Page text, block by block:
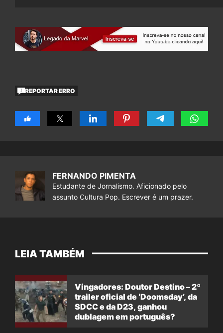
REPORTAR ERRO
FERNANDO PIMENTA
Estudante de Jornalismo. Aficionado pelo
assunto Cultura Pop. Escrever é um prazer.
LEIA TAMBÉM
Vingadores: Doutor Destino – 2º
trailer oficial de ‘Doomsday’, da
SDCC e da D23, ganhou
dublagem em português?